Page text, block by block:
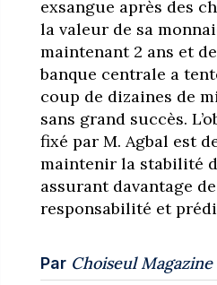
exsangue après des
la valeur de sa
maintenant 2 ans et
banque centrale a
coup de dizaines de
sans grand succès.
fixé par M. Agbal est
maintenir la stabilité
assurant davantage
responsabilité et
Par Choiseul Magazine